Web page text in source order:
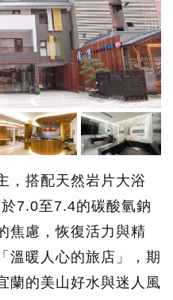
，搭配天然岩片大浴
7.0至7.4的碳酸氫鈉
焦慮，恢復活力與精
溫暖人心的旅店」，期
蘭的美山好水與迷人風